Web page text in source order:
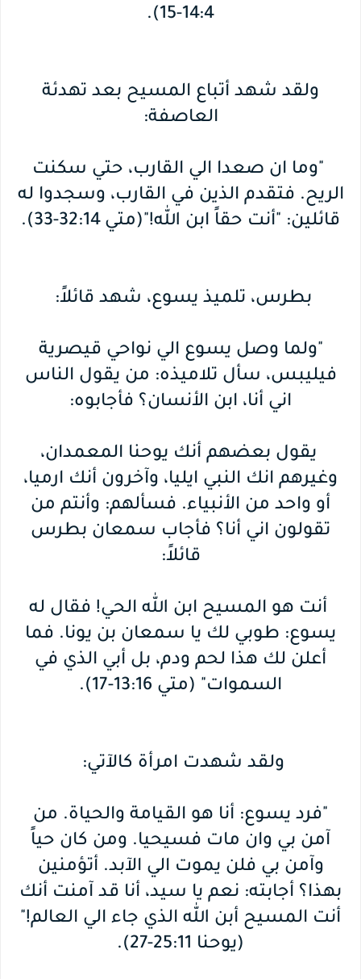
14:4-15).
ولقد شهد أتباع المسيح بعد تهدئة
العاصفة:
"وما ان صعدا الي القارب، حتي سكنت
الريح. فتقدم الذين في القارب، وسجدوا له
قائلين: "أنت حقاً ابن الله!"(متي 32:14-33).
بطرس، تلميذ يسوع، شهد قائلاً:
"ولما وصل يسوع الي نواحي قيصرية
فيليبس، سأل تلاميذه: من يقول الناس
اني أنا، ابن الأنسان؟ فأجابوه:
يقول بعضهم أنك يوحنا المعمدان،
وغيرهم انك النبي ايليا، وآخرون أنك ارميا،
أو واحد من الأنبياء. فسألهم: وأنتم من
تقولون اني أنا؟ فأجاب سمعان بطرس
قائلاً:
أنت هو المسيح ابن الله الحي! فقال له
يسوع: طوبي لك يا سمعان بن يونا. فما
أعلن لك هذا لحم ودم، بل أبي الذي في
السموات" (متي 13:16-17).
ولقد شهدت امرأة كالآتي:
"فرد يسوع: أنا هو القيامة والحياة. من
آمن بي وان مات فسيحيا. ومن كان حياً
وآمن بي فلن يموت الي الآبد. أتؤمنين
بهذا؟ أجابته: نعم يا سيد، أنا قد آمنت أنك
أنت المسيح أبن الله الذي جاء الي العالم!"
(يوحنا 25:11-27).